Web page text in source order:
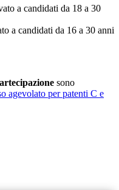
a candidati da 18 a 30
a candidati da 16 a 30 anni
sono
agevolato per patenti C e